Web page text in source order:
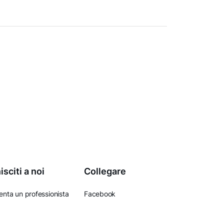
a noi
un professionista
Collegare
Facebook